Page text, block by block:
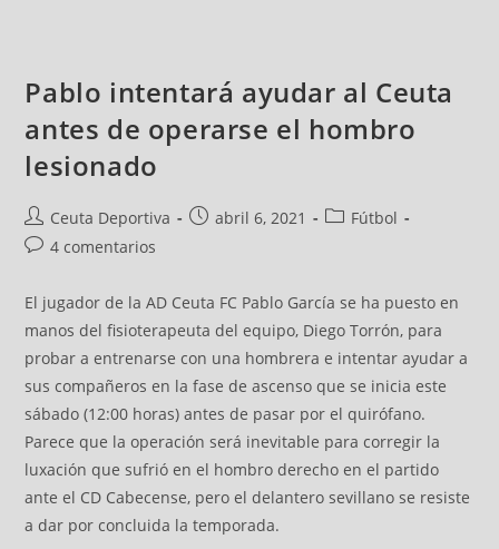
Pablo intentará ayudar al Ceuta
antes de operarse el hombro
lesionado
Ceuta Deportiva abril 6, 2021
Fútbol
4 comentarios
El jugador de la AD Ceuta FC Pablo García se ha puesto en
manos del fisioterapeuta del equipo, Diego Torrón, para
probar a entrenarse con una hombrera e intentar ayudar a
sus compañeros en la fase de ascenso que se inicia este
sábado (12:00 horas) antes de pasar por el quirófano.
Parece que la operación será inevitable para corregir la
luxación que sufrió en el hombro derecho en el partido
ante el CD Cabecense, pero el delantero sevillano se resiste
a dar por concluida la temporada.